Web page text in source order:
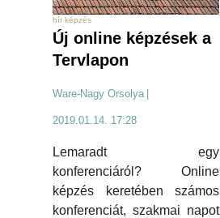
hír képzés
Új online képzések a
Tervlapon
Ware-Nagy Orsolya |
2019.01.14. 17:28
Lemaradt egy
konferenciáról? Online
képzés keretében számos
konferenciát, szakmai napot